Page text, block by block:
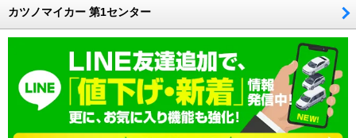
カツノマイカー 第1センター